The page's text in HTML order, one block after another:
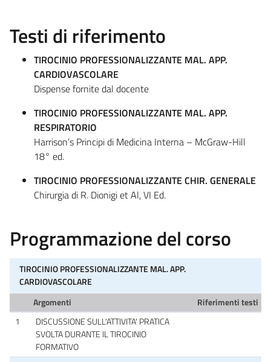
Testi di riferimento
TIROCINIO PROFESSIONALIZZANTE MAL. APP.
CARDIOVASCOLARE
Dispense fornite dal docente
TIROCINIO PROFESSIONALIZZANTE MAL. APP.
RESPIRATORIO
Harrison’s Principi di Medicina Interna – McGraw-Hill
18° ed.
TIROCINIO PROFESSIONALIZZANTE CHIR. GENERALE
Chirurgia di R. Dionigi et Al, VI Ed.
Programmazione del corso
TIROCINIO PROFESSIONALIZZANTE MAL. APP.
CARDIOVASCOLARE
Argomenti
Riferimenti testi
1
DISCUSSIONE SULL'ATTIVITA' PRATICA
SVOLTA DURANTE IL TIROCINIO
FORMATIVO